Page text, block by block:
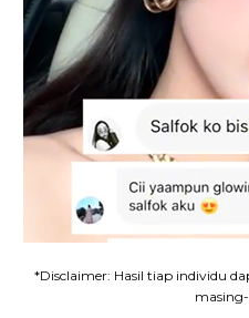
*Disclaimer: Hasil tiap individu